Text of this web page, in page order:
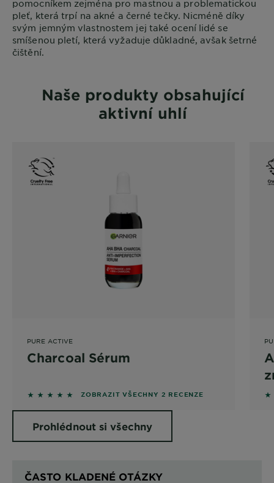
pomocníkem zejména pro mastnou a problematickou
pleť, která trpí na akné a černé tečky. Nicméně díky
svým jemným vlastnostem jej také ocení lidé se
smíšenou pletí, která vyžaduje důkladné, avšak šetrné
čištění.
Naše produkty obsahující
aktivní uhlí
PURE ACTIVE
Charcoal Sérum
5 out of 5 stars based on reviews
ZOBRAZIT VŠECHNY 2 RECENZE 4
Prohlédnout si všechny
produkty
ČASTO KLADENÉ OTÁZKY